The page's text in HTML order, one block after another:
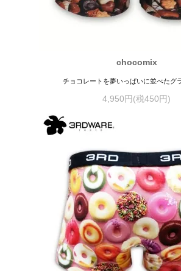
chocomix
チョコレートを夢いっぱいに並べたグ
4,950円(税450円)